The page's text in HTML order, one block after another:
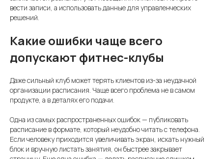
вести записи, а использовать данные для управленческих
решений.
Какие ошибки чаще всего
допускают фитнес-клубы
Даже сильный клуб может терять клиентов из-за неудачной
организации расписания. Чаще всего проблема не в самом
продукте, а в деталях его подачи.
Одна из самых распространенных ошибок — публиковать
расписание в формате, который неудобно читать с телефона.
Если человеку приходится увеличивать экран, искать нужный
блок и вручную листать занятия, он быстрее закрывает